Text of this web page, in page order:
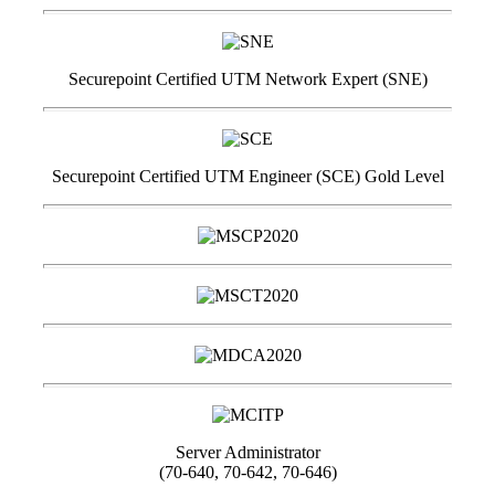
Securepoint Certified UTM Network Expert (SNE)
Securepoint Certified UTM Engineer (SCE) Gold Level
Server Administrator
(70-640, 70-642, 70-646)